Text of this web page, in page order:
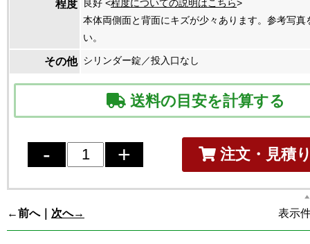
程度 良好 <程度についての説明はこちら>
本体両側面と背面にキズが少々あります。参考写真
い。
その他 シリンダー錠／投入口なし
送料の目安を計算する
注文・見積
←前へ｜ 次へ→ 表示